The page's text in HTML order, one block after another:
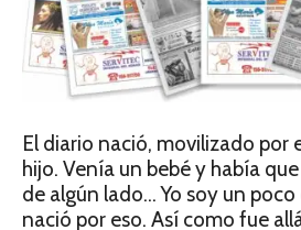
El diario nació, movilizado por
hijo. Venía un bebé y había
de algún lado… Yo soy un
nació por eso. Así como fue